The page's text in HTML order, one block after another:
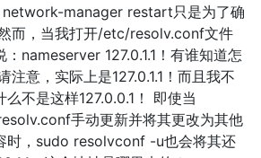
manager restart只是为了确
而，当我打开/etc/resolv.conf文件
：nameserver 127.0.1.1！有谁知道怎
注意，实际上是127.0.1.1！而且我不
么不是这样127.0.0.1！ 即使当
手动更新并将其更改为其他
时，sudo resolvconf -u也会将其还